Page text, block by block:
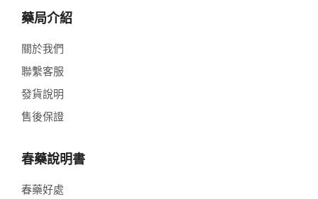
藥局介紹
關於我們
聯繫客服
發貨說明
售後保證
春藥說明書
春藥好處